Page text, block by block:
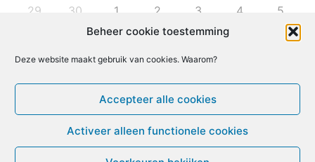
Beheer cookie toestemming
Deze website maakt gebruik van cookies. Waarom?
Accepteer alle cookies
Activeer alleen functionele cookies
29 30 1 2 3 4 5
16 17
21 22 23 24 25